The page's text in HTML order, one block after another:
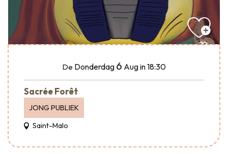
De Donderdag 6 Augin 18:30
Sacrée Forêt
JONG PUBLIEK
Saint-Malo